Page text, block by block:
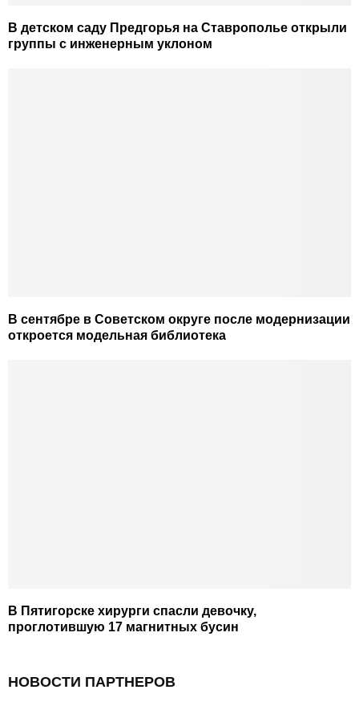
В детском саду Предгорья на Ставрополье открыли
группы с инженерным уклоном
В сентябре в Советском округе после модернизации
откроется модельная библиотека
В Пятигорске хирурги спасли девочку,
проглотившую 17 магнитных бусин
НОВОСТИ ПАРТНЕРОВ